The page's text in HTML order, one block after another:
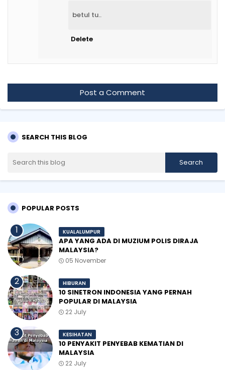
betul tu..
Delete
Post a Comment
SEARCH THIS BLOG
POPULAR POSTS
KUALALUMPUR
APA YANG ADA DI MUZIUM POLIS DIRAJA
MALAYSIA?
05 November
HIBURAN
10 SINETRON INDONESIA YANG PERNAH
POPULAR DI MALAYSIA
22 July
KESIHATAN
10 PENYAKIT PENYEBAB KEMATIAN DI
MALAYSIA
22 July